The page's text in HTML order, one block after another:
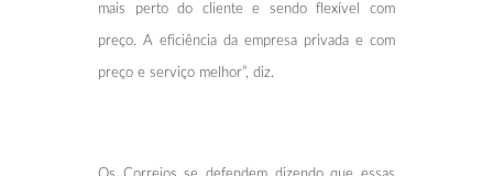
mais perto do cliente e sendo flexível com
preço. A eficiência da empresa privada e com
preço e serviço melhor”, diz.